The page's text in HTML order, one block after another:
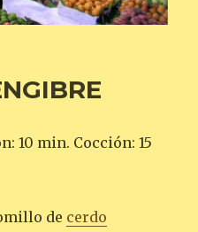
10 min. Cocción: 15
de cerdo